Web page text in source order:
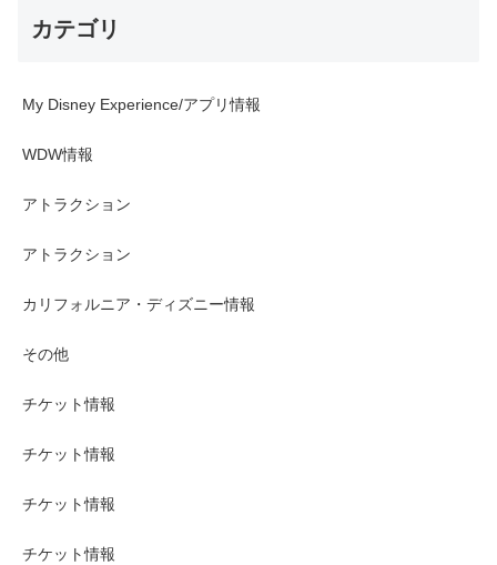
カテゴリ
My Disney Experience/アプリ情報
WDW情報
アトラクション
アトラクション
カリフォルニア・ディズニー情報
その他
チケット情報
チケット情報
チケット情報
チケット情報